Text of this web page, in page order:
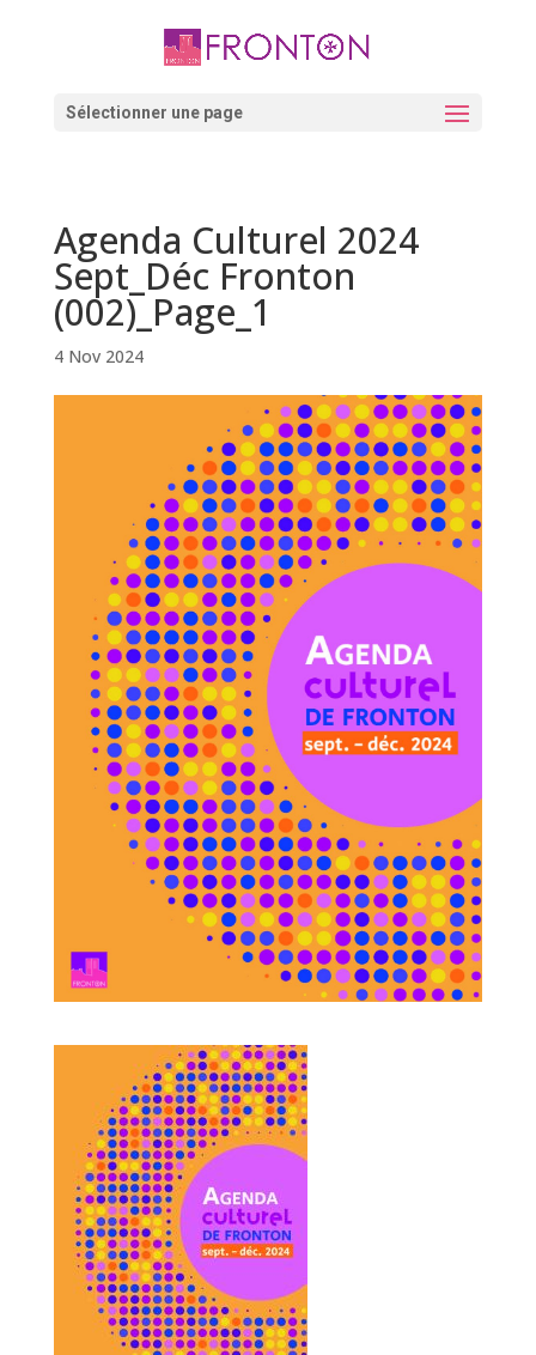
Sélectionner une page
Agenda Culturel 2024
Sept_Déc Fronton
(002)_Page_1
4 Nov 2024